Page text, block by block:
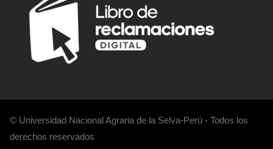
© Universidad Nacional Agraria de la Selva-Perú - Todos los
derechos reservados